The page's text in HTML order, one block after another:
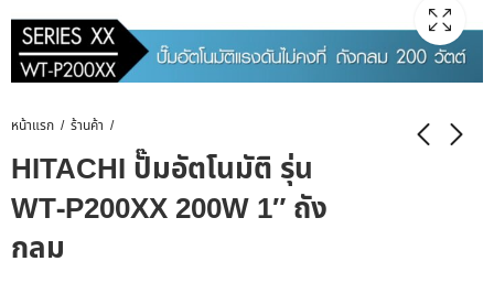
หน้าแรก ร้านค้า
HITACHI ปั๊มอัตโนมัติ รุ่น
WT-P200XX 200W 1″ ถัง
กลม